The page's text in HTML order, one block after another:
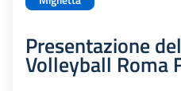
Presentazione
Volleyball Roma